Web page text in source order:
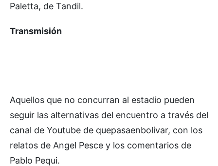
Paletta, de Tandil.
Transmisión
Aquellos que no concurran al estadio pueden
seguir las alternativas del encuentro a través del
canal de Youtube de quepasaenbolivar, con los
relatos de Angel Pesce y los comentarios de
Pablo Pequi.